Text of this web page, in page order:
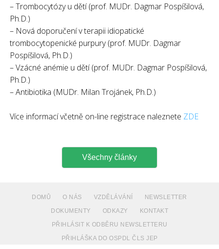
– Trombocytózy u dětí (prof. MUDr. Dagmar Pospíšilová,
Ph.D.)
– Nová doporučení v terapii idiopatické
trombocytopenické purpury (prof. MUDr. Dagmar
Pospíšilová, Ph.D.)
– Vzácné anémie u dětí (prof. MUDr. Dagmar Pospíšilová,
Ph.D.)
– Antibiotika (MUDr. Milan Trojánek, Ph.D.)
Více informací včetně on-line registrace naleznete ZDE
Všechny články
DOMŮ O NÁS VZDĚLÁVÁNÍ
NEWSLETTER
DOKUMENTY
ODKAZY
KONTAKT
PŘIHLÁSIT K ODBĚRU NEWSLETTERU
PŘIHLÁŠKA DO OSPDL ČLS JEP